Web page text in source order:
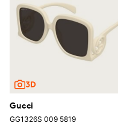
Gucci
GG1326S 009 5819